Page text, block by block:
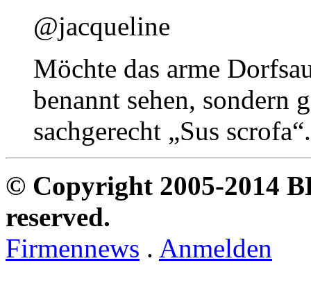
@jacqueline
Möchte das arme
benannt sehen, sondern
sachgerecht „Sus scrofa“.
© Copyright 2005-2014
reserved.
Firmennews . Anmelden